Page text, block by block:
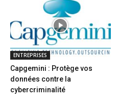
ENTREPRISES
Capgemini : Protège vos
données contre la
cybercriminalité